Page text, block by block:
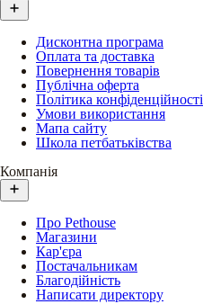
Дисконтна програма
Оплата та доставка
Повернення товарів
Публічна оферта
Політика конфіденційності
Умови використання
Мапа сайту
Школа петбатьківства
Компанія
Про Pethouse
Магазини
Кар'єра
Постачальникам
Благодійність
Написати директору